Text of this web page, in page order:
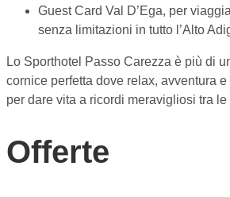
Guest Card Val D’Ega, per
senza limitazioni in tutto l’Alto
Lo Sporthotel Passo Carezza è più di
cornice perfetta dove relax, avventura
per dare vita a ricordi meravigliosi tra le
Offerte